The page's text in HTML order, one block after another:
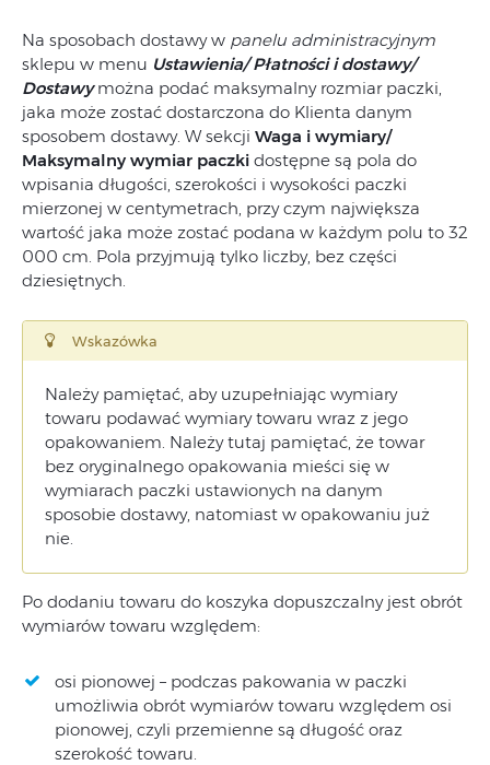
Na sposobach dostawy w panelu administracyjnym
sklepu w menu Ustawienia/ Płatności i dostawy/
Dostawymożna podać maksymalny rozmiar paczki,
jaka może zostać dostarczona do Klienta danym
sposobem dostawy. W sekcji Waga i wymiary/
Maksymalny wymiar paczki dostępne są pola do
wpisania długości, szerokości i wysokości paczki
mierzonej w centymetrach, przy czym największa
wartość jaka może zostać podana w każdym polu to 32
000 cm. Pola przyjmują tylko liczby, bez części
dziesiętnych.
Wskazówka
Należy pamiętać, aby uzupełniając wymiary
towaru podawać wymiary towaru wraz z jego
opakowaniem. Należy tutaj pamiętać, że towar
bez oryginalnego opakowania mieści się w
wymiarach paczki ustawionych na danym
sposobie dostawy, natomiast w opakowaniu już
nie.
Po dodaniu towaru do koszyka dopuszczalny jest obrót
wymiarów towaru względem:
osi pionowej – podczas pakowania w paczki
umożliwia obrót wymiarów towaru względem osi
pionowej, czyli przemienne są długość oraz
szerokość towaru.